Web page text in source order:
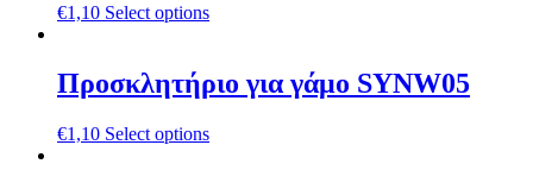
€1,10 Select options
Προσκλητήριο για γάμο SYNW05
€1,10 Select options